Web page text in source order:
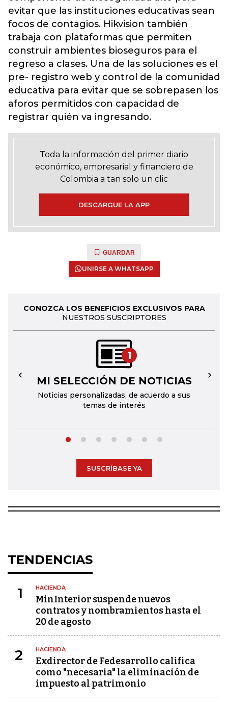
evitar que las instituciones educativas sean
focos de contagios. Hikvision también
trabaja con plataformas que permiten
construir ambientes bioseguros para el
regreso a clases. Una de las soluciones es el
pre- registro web y control de la comunidad
educativa para evitar que se sobrepasen los
aforos permitidos con capacidad de
registrar quién va ingresando.
Toda la información del primer diario
económico, empresarial y financiero de
Colombia a tan solo un clic
DESCARGUE LA APP
GUARDAR
UNIRSE A WHATSAPP
CONOZCA LOS BENEFICIOS EXCLUSIVOS PARA
NUESTROS SUSCRIPTORES
1
MI SELECCIÓN DE NOTICIAS
Noticias personalizadas, de acuerdo a sus
temas de interés
← →
SUSCRÍBASE YA
TENDENCIAS
1 HACIENDA
MinInterior suspende nuevos
contratos y nombramientos hasta el
20 de agosto
2 HACIENDA
Exdirector de Fedesarrollo califica
como "necesaria" la eliminación de
impuesto al patrimonio